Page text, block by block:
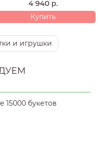
4 940 р.
Купить
и игрушки
букетов